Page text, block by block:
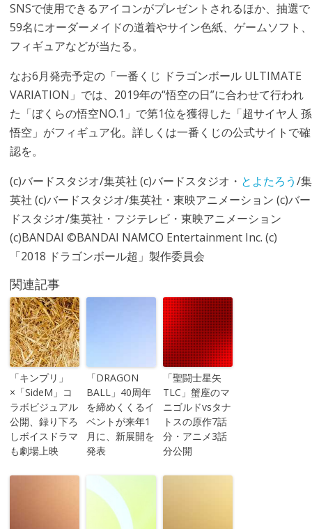
SNSで使用できるアイコンがプレゼントされるほか、抽選で
59名にオーダーメイドの道着やサイン色紙、ゲームソフト、
フィギュアなどが当たる。
なお6月発売予定の「一番くじ ドラゴンボール ULTIMATE
VARIATION」では、2019年の“悟空の日”に合わせて行われ
た「ぼくらの悟空NO.1」で第1位を獲得した「超サイヤ人 孫
悟空」がフィギュア化。詳しくは一番くじの公式サイトで確
認を。
(c)バードスタジオ/集英社 (c)バードスタジオ・ とよたろう/集
英社 (c)バードスタジオ/集英社・東映アニメーション (c)バー
ドスタジオ/集英社・フジテレビ・東映アニメーション
(c)BANDAI ©BANDAI NAMCO Entertainment Inc. (c)
「2018 ドラゴンボール超」製作委員会
関連記事
「キンプリ」
×「SideM」コ
ラボビジュアル
公開、録り下ろ
しボイスドラマ
も劇場上映
「DRAGON
BALL」40周年
を締めくくるイ
ベントが来年1
月に、新展開を
発表
「聖闘士星矢
TLC」蟹座のマ
ニゴルドvsタナ
トスの原作7話
分・アニメ3話
分公開